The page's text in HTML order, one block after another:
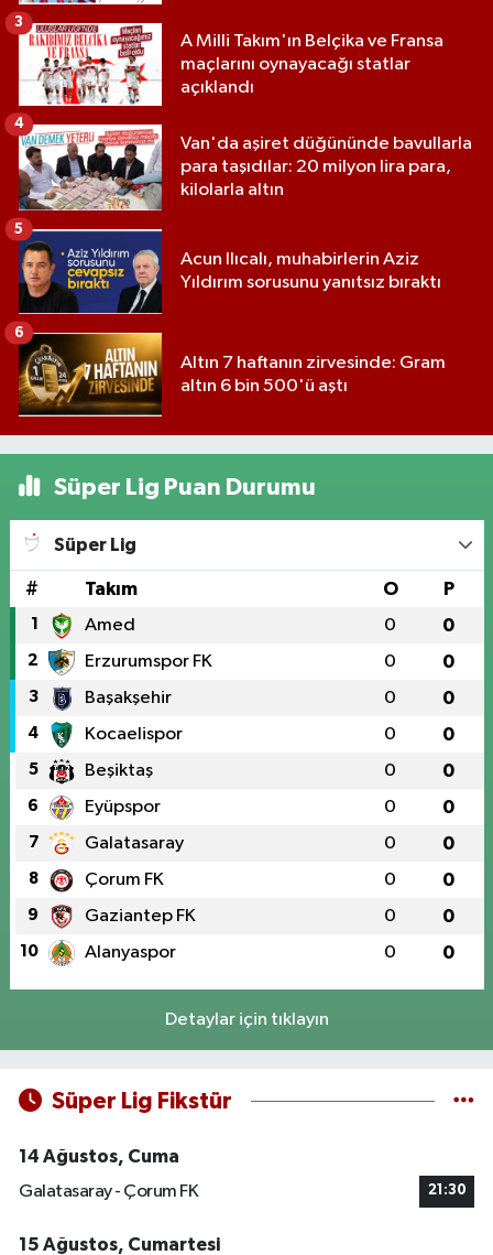
A Milli Takım'ın Belçika ve Fransa
maçlarını oynayacağı statlar
açıklandı
3
Van'da aşiret düğününde bavullarla
para taşıdılar: 20 milyon lira para,
kilolarla altın
4
Acun Ilıcalı, muhabirlerin Aziz
Yıldırım sorusunu yanıtsız bıraktı
5
Altın 7 haftanın zirvesinde: Gram
altın 6 bin 500'ü aştı
6
Süper Lig Puan Durumu
Süper Lig
# Takım O P
1 Amed 0 0
2 Erzurumspor FK 0 0
3 Başakşehir 0 0
4 Kocaelispor 0 0
5 Beşiktaş 0 0
6 Eyüpspor 0 0
7 Galatasaray 0 0
8 Çorum FK 0 0
9 Gaziantep FK 0 0
10 Alanyaspor 0 0
Detaylar için tıklayın
Süper Lig Fikstür
14 Ağustos, Cuma
Galatasaray - Çorum FK
21:30
15 Ağustos, Cumartesi